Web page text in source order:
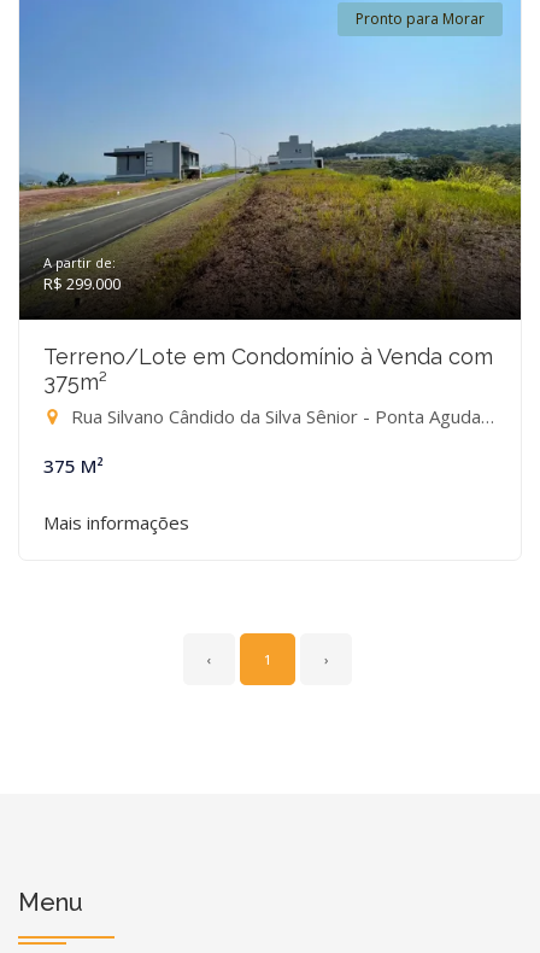
Pronto para Morar
A partir de:
R$ 299.000
Terreno/Lote em Condomínio à Venda com
375m²
Rua Silvano Cândido da Silva Sênior - Ponta Aguda, Blumenau-SC
375 M²
Mais informações
‹ 1 ›
Menu